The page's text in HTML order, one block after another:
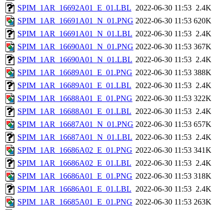
SPIM_1AR_16692A01_E_01.LBL 2022-06-30 11:53 2.4K
SPIM_1AR_16691A01_N_01.PNG 2022-06-30 11:53 620K
SPIM_1AR_16691A01_N_01.LBL 2022-06-30 11:53 2.4K
SPIM_1AR_16690A01_N_01.PNG 2022-06-30 11:53 367K
SPIM_1AR_16690A01_N_01.LBL 2022-06-30 11:53 2.4K
SPIM_1AR_16689A01_E_01.PNG 2022-06-30 11:53 388K
SPIM_1AR_16689A01_E_01.LBL 2022-06-30 11:53 2.4K
SPIM_1AR_16688A01_E_01.PNG 2022-06-30 11:53 322K
SPIM_1AR_16688A01_E_01.LBL 2022-06-30 11:53 2.4K
SPIM_1AR_16687A01_N_01.PNG 2022-06-30 11:53 657K
SPIM_1AR_16687A01_N_01.LBL 2022-06-30 11:53 2.4K
SPIM_1AR_16686A02_E_01.PNG 2022-06-30 11:53 341K
SPIM_1AR_16686A02_E_01.LBL 2022-06-30 11:53 2.4K
SPIM_1AR_16686A01_E_01.PNG 2022-06-30 11:53 318K
SPIM_1AR_16686A01_E_01.LBL 2022-06-30 11:53 2.4K
SPIM_1AR_16685A01_E_01.PNG 2022-06-30 11:53 263K